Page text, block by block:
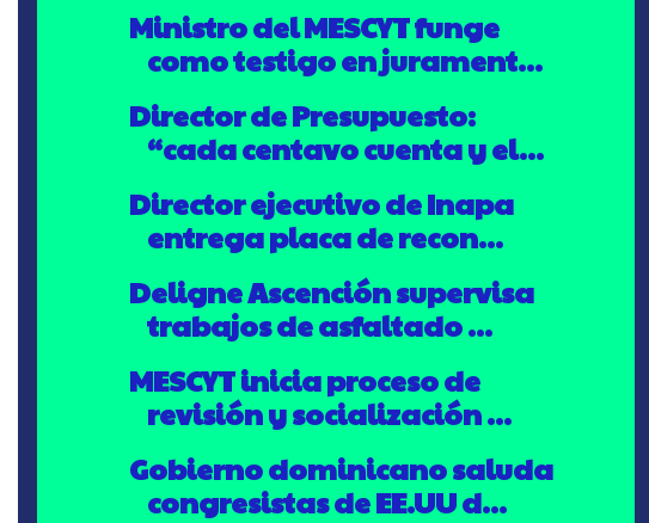
Ministro del MESCYT funge
como testigo en jurament...
Director de Presupuesto:
“cada centavo cuenta y el...
Director ejecutivo de Inapa
entrega placa de recon...
Deligne Ascención supervisa
trabajos de asfaltado ...
MESCYT inicia proceso de
revisión y socialización ...
Gobierno dominicano saluda
congresistas de EE.UU d...